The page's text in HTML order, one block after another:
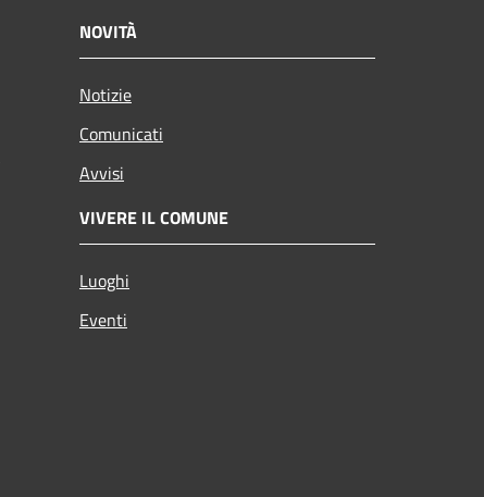
NOVITÀ
Notizie
Comunicati
Avvisi
VIVERE IL COMUNE
Luoghi
Eventi